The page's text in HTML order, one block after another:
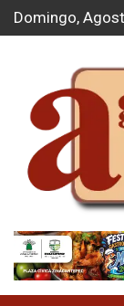
d
Domingo,
Agenda